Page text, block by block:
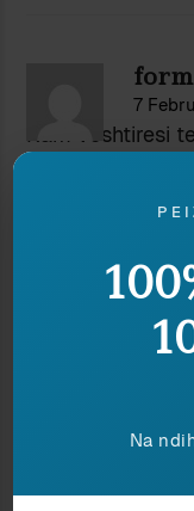
7
Kam veshtiresi
kushtet e
profesorin tim
drejta ka lindur
Sepse ketu
se drejtes te
gjaknxehte e
Rastet e
perndryshe, ne
Na